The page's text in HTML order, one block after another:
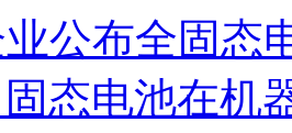
公布全固态
态电池在机